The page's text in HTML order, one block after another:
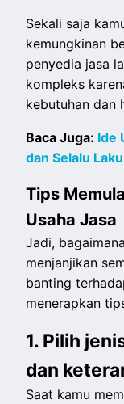
Sekali saja
kemungkinan
penyedia jasa
kompleks
kebutuhan dan
Baca Juga: Ide
dan Selalu Laku
Tips
Usaha Jasa
Jadi,
menjanjikan
banting
menerapkan
1. Pilih
dan
Saat kamu